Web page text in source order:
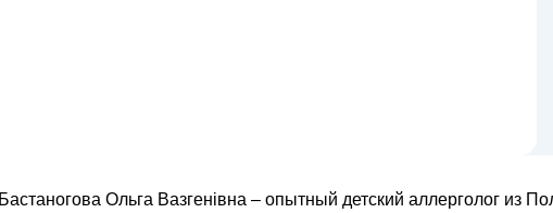
Бастаногова Ольга Вазгенівна – опытный детский аллерголог из